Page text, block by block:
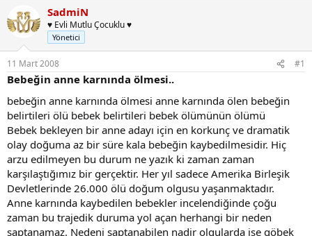
n
b
u
y
u
b
a
ş
l
a
t
a
n
ş
a
n
ı
ç
a
i
h
i
SadmiN
♥ Evli Mutlu Çocuklu ♥
Yönetici
11 Mart 2008 #1
Bebeğin anne karnında ölmesi..
bebeğin anne karnında ölmesi anne karnında ölen bebeğin
belirtileri ölü bebek belirtileri bebek ölümünün ölümü
Bebek bekleyen bir anne adayı için en korkunç ve dramatik
olay doğuma az bir süre kala bebeğin kaybedilmesidir. Hiç
arzu edilmeyen bu durum ne yazık ki zaman zaman
karşılaştığımız bir gerçektir. Her yıl sadece Amerika Birleşik
Devletlerinde 26.000 ölü doğum olgusu yaşanmaktadır.
Anne karnında kaybedilen bebekler incelendiğinde çoğu
zaman bu trajedik duruma yol açan herhangi bir neden
saptanamaz. Nedeni saptanabilen nadir olgularda ise göbek